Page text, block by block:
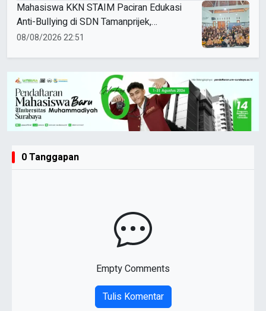
Mahasiswa KKN STAIM Paciran Edukasi
Anti-Bullying di SDN Tamanprijek,
Tanamkan Empati Sejak Dini
08/08/2026 22:51
0 Tanggapan
Empty Comments
Tulis Komentar